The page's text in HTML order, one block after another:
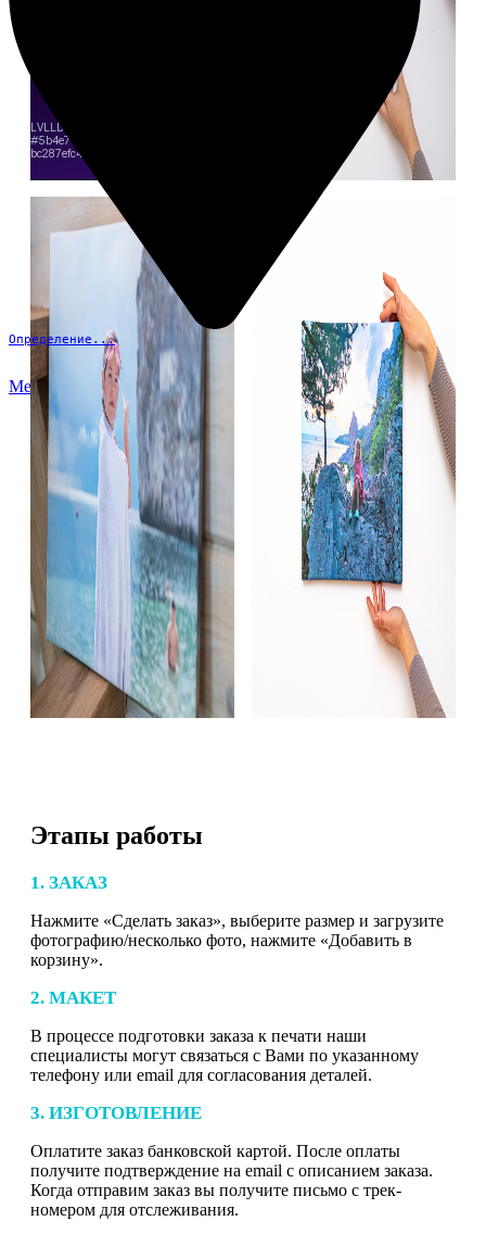
Определение...
Меню
Этапы работы
1. ЗАКАЗ
Нажмите «Сделать заказ», выберите размер и загрузите
фотографию/несколько фото, нажмите «Добавить в
корзину».
2. МАКЕТ
В процессе подготовки заказа к печати наши
специалисты могут связаться с Вами по указанному
телефону или email для согласования деталей.
3. ИЗГОТОВЛЕНИЕ
Оплатите заказ банковской картой. После оплаты
получите подтверждение на email с описанием заказа.
Когда отправим заказ вы получите письмо с трек-
номером для отслеживания.